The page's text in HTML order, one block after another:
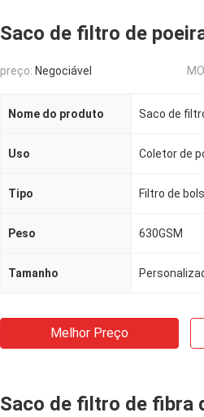
Saco de filtro de
preço: Negociável
Nome do produto Saco de
Uso Coletor de
Tipo Filtro de
Peso 630GSM
Tamanho
Melhor Preço
Saco de filtro de fibra